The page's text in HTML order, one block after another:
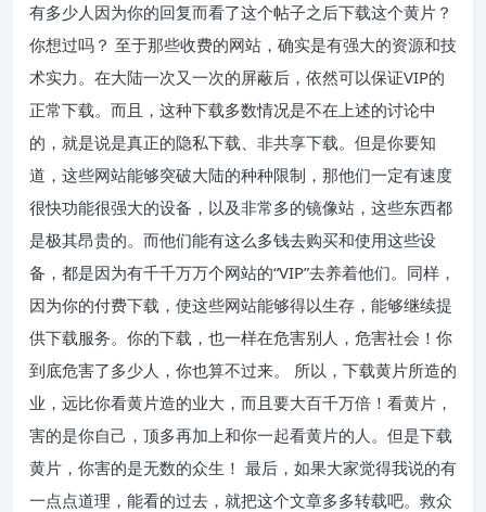
有多少人因为你的回复而看了这个帖子之后下载这个黄片？
你想过吗？ 至于那些收费的网站，确实是有强大的资源和技
术实力。在大陆一次又一次的屏蔽后，依然可以保证VIP的
正常下载。而且，这种下载多数情况是不在上述的讨论中
的，就是说是真正的隐私下载、非共享下载。但是你要知
道，这些网站能够突破大陆的种种限制，那他们一定有速度
很快功能很强大的设备，以及非常多的镜像站，这些东西都
是极其昂贵的。而他们能有这么多钱去购买和使用这些设
备，都是因为有千千万万个网站的“VIP”去养着他们。同样，
因为你的付费下载，使这些网站能够得以生存，能够继续提
供下载服务。你的下载，也一样在危害别人，危害社会！你
到底危害了多少人，你也算不过来。 所以，下载黄片所造的
业，远比你看黄片造的业大，而且要大百千万倍！看黄片，
害的是你自己，顶多再加上和你一起看黄片的人。但是下载
黄片，你害的是无数的众生！ 最后，如果大家觉得我说的有
一点点道理，能看的过去，就把这个文章多多转载吧。救众